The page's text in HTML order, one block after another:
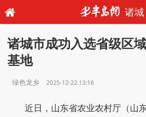
诸城
诸城市成功入选省级区
基地
绿色龙乡 2025-12-22 13:16
近日，山东省农业农村厅（山